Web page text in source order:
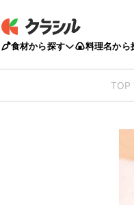
食材から探す 料理名から
TOP